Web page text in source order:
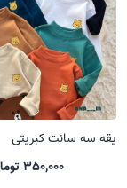
یقه سه سانت کبریتی
350,000 تومان